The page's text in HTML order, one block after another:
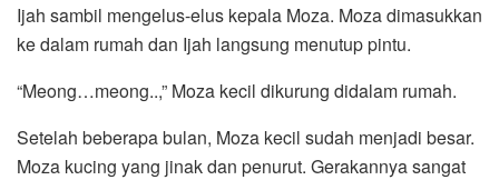
Ijah sambil mengelus-elus kepala Moza. Moza dimasukkan
ke dalam rumah dan Ijah langsung menutup pintu.
“Meong…meong..,” Moza kecil dikurung didalam rumah.
Setelah beberapa bulan, Moza kecil sudah menjadi besar.
Moza kucing yang jinak dan penurut. Gerakannya sangat